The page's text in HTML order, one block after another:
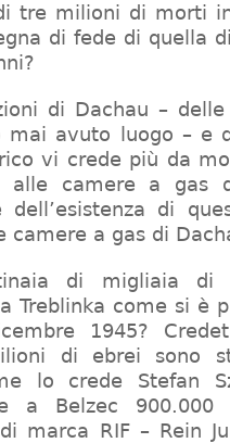
tre milioni di morti
di fede di quella
di Dachau –
avuto luogo – e
vi crede più da
alle camere a gas
dell’esistenza di
camere a gas di
di migliaia di
Treblinka come si è
1945?
di ebrei sono
lo crede Stefan
a Belzec
marca RIF – Rein